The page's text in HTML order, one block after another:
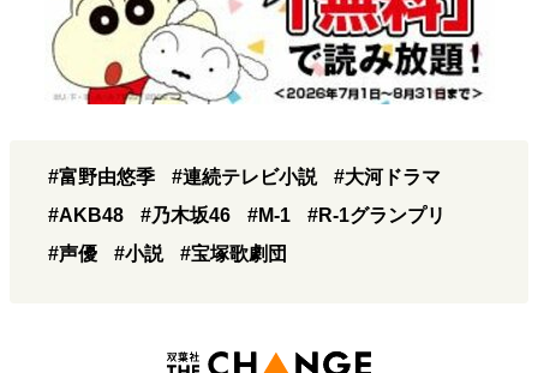
#富野由悠季 #連続テレビ小説
#大河ドラマ
#AKB48
#乃木坂46 #M-1
#R-1グランプリ
#声優
#小説 #宝塚歌劇団